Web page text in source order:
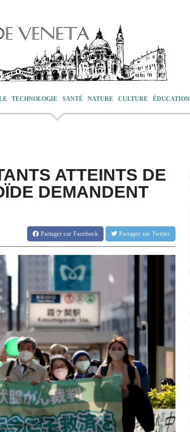
TECHNOLOGIE SANTÉ NATURE CULTURE ÉDUCATION
ATTEINTS DE
DEMANDENT
Partagersur Facebook Partager sur Twitter